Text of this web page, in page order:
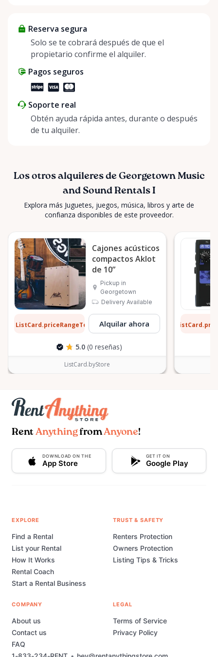
professionals is here to help, ensuring you have the
perfect equipment for any hobby or special
function. 🎉 Send us an in-app message anytime!
sourcing equipment across our network of related
companies. Let us know your needs, and we’ll find it
for you! #RentAnythingStore
#GeorgetownMusicAndSound”
Reserva segura
Solo se te cobrará después de que el
propietario confirme el alquiler.
Pagos seguros
Soporte real
Obtén ayuda rápida antes, durante o después
de tu alquiler.
Los otros alquileres de Georgetown Music
and Sound Rentals I
Explora más Juguetes, juegos, música, libros y arte de
confianza disponibles de este proveedor.
Cajones acústicos
compactos Aklot
de 10”
Pickup in
Georgetown
Delivery Available
ListCard.priceRangeTo por díaAlquilar ahora
5.0 (0 reseñas)
ListCard.byStore
Rent AnythingfromAnyone!
DOWNLOAD ON THE
App Store
GET IT ON
Google Play
EXPLORE
Find a Rental
List your Rental
How It Works
Rental Coach
Start a Rental Business
TRUST & SAFETY
Renters Protection
Owners Protection
Listing Tips & Tricks
COMPANY
About us
Contact us
FAQ
LEGAL
Terms of Service
Privacy Policy